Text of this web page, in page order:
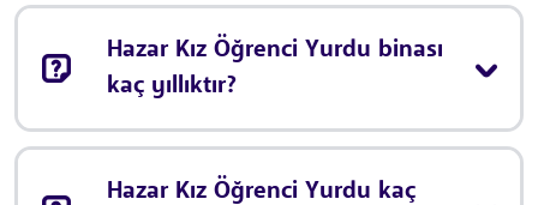
Hazar Kız Öğrenci Yurdu binası
kaç yıllıktır?
Hazar Kız Öğrenci Yurdu kaç